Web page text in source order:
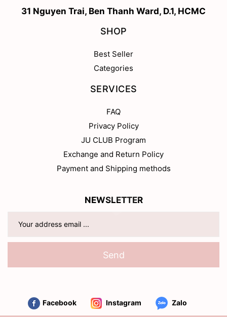
31 Nguyen Trai, Ben Thanh Ward, D.1, HCMC
SHOP
Best Seller
Categories
SERVICES
FAQ
Privacy Policy
JU CLUB Program
Exchange and Return Policy
Payment and Shipping methods
NEWSLETTER
Send
Facebook Instagram Zalo